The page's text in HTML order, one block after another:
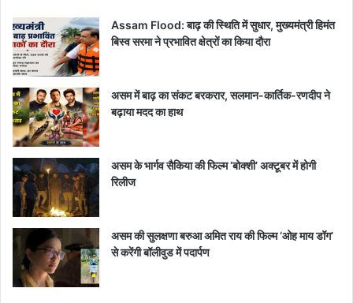
Assam Flood: बाढ़ की स्थिति में सुधार, मुख्यमंत्री हिमंत
बिस्व सरमा ने प्रभावित क्षेत्रों का किया दौरा
असम में बाढ़ का संकट बरकरार, सलमान-कार्तिक-रणदीप ने
बढ़ाया मदद का हाथ
असम के भार्गव सैकिया की फिल्म ‘बोक्शी’ अक्टूबर में होगी
रिलीज
असम की सुलक्षणा बरुआ अमित राय की फिल्म ‘ओह माय डॉग’
से करेंगी बॉलीवुड में पदार्पण